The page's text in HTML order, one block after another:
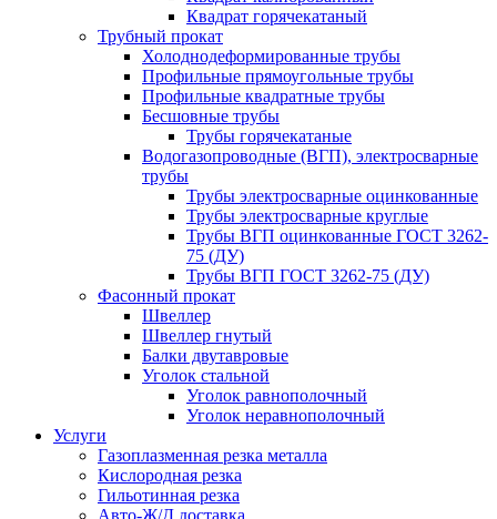
Квадрат горячекатаный
Трубный прокат
Холоднодеформированные трубы
Профильные прямоугольные трубы
Профильные квадратные трубы
Бесшовные трубы
Трубы горячекатаные
Водогазопроводные (ВГП), электросварные
трубы
Трубы электросварные оцинкованные
Трубы электросварные круглые
Трубы ВГП оцинкованные ГОСТ 3262-
75 (ДУ)
Трубы ВГП ГОСТ 3262-75 (ДУ)
Фасонный прокат
Швеллер
Швеллер гнутый
Балки двутавровые
Уголок стальной
Уголок равнополочный
Уголок неравнополочный
Услуги
Газоплазменная резка металла
Кислородная резка
Гильотинная резка
Авто-Ж/Д доставка